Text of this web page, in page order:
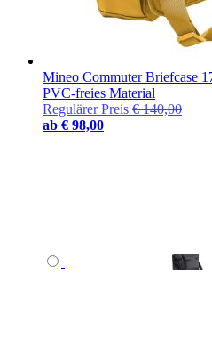
Mineo Commuter Briefcase
PVC-freies Material
Regulärer Preis € 140,00
ab € 98,00